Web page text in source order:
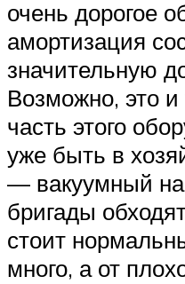
очень дорогое
амортизация
значительную
Возможно, это
часть этого
уже быть в
— вакуумный
бригады
стоит
много, а от